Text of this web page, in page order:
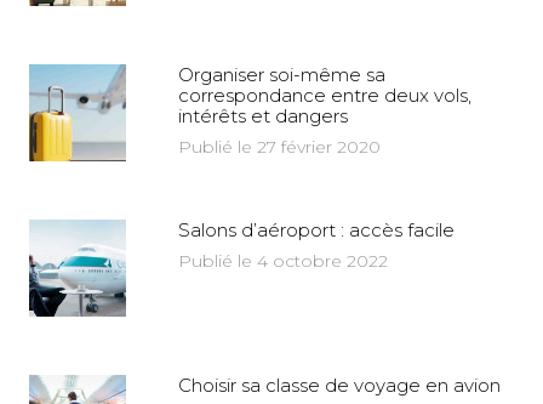
Organiser soi-même sa
correspondance entre deux vols,
intérêts et dangers
Publié le 27 février 2020
Salons d’aéroport : accès facile
Publié le 4 octobre 2022
Choisir sa classe de voyage en avion